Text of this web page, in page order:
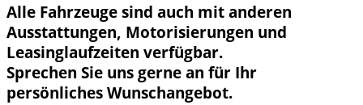
Alle Fahrzeuge sind auch mit anderen
Ausstattungen, Motorisierungen und
Leasinglaufzeiten verfügbar.
Sprechen Sie uns gerne an für Ihr
persönliches Wunschangebot.